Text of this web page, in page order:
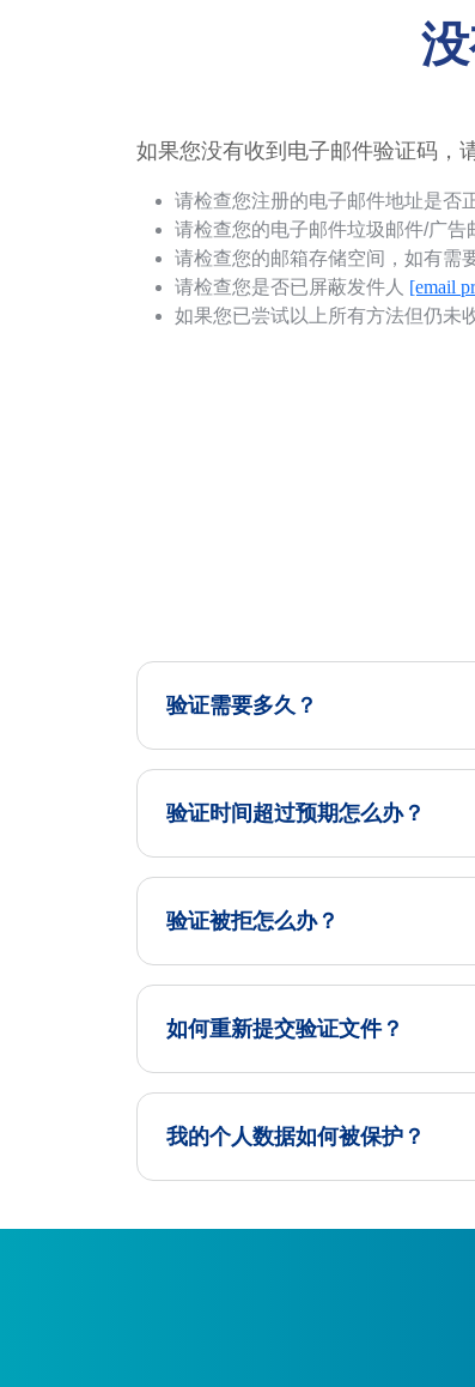
如果您没有收到电子邮件验证码，
请检查您注册的电子邮件地址是否
请检查您的电子邮件垃圾邮件/广告
请检查您的邮箱存储空间，如有需
请检查您是否已屏蔽发件人 [email
如果您已尝试以上所有方法但仍未
验证需要多久？
验证时间超过预期怎么办？
验证被拒怎么办？
如何重新提交验证文件？
我的个人数据如何被保护？